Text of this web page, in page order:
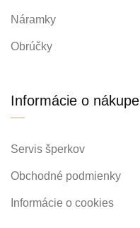
Náramky
Obrúčky
Informácie o nákupe
Servis šperkov
Obchodné podmienky
Informácie o cookies